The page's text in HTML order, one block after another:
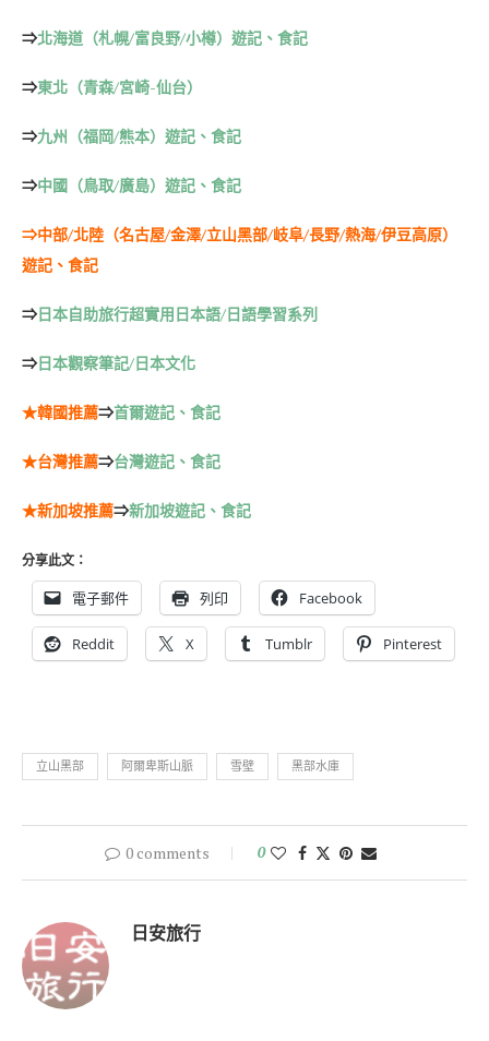
⇒北海道（札幌/富良野/小樽）遊記、食記
⇒東北（青森/宮崎-仙台）
⇒九州（福岡/熊本）遊記、食記
⇒中國（鳥取/廣島）遊記、食記
⇒中部/北陸（名古屋/金澤/立山黑部/岐阜/長野/熱海/伊豆高原）
遊記、食記
⇒日本自助旅行超實用日本語/日語學習系列
⇒日本觀察筆記/日本文化
★韓國推薦⇒首爾遊記、食記
★台灣推薦⇒台灣遊記、食記
★新加坡推薦⇒新加坡遊記、食記
分享此文：
電子郵件 列印 Facebook
Reddit X Tumblr Pinterest
立山黑部 阿爾卑斯山脈 雪壁 黑部水庫
0 comments 0
日安旅行